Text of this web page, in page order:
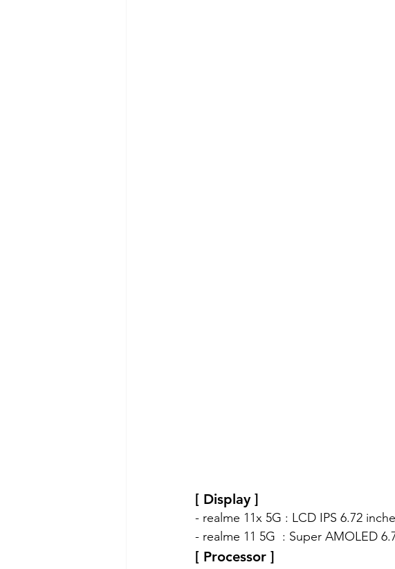
[ Display ]
- realme 11x 5G : LCD IPS 6.72
- realme 11 5G  : Super AMOLED
[ Processor ]